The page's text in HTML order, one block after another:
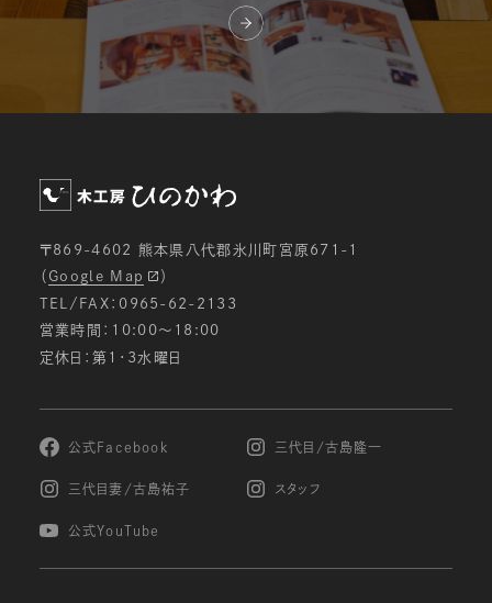
〒869-4602 熊本県八代郡氷川町宮原671-1
（ Google Map
）
TEL/FAX：0965-62-2133
営業時間：10:00〜18:00
定休日：第1・3水曜日
公式Facebook 三代目/古島隆一
三代目妻/古島祐子 スタッフ
公式YouTube